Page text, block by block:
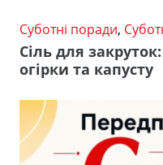
Суботні поради,
Сіль для
огірки та капусту